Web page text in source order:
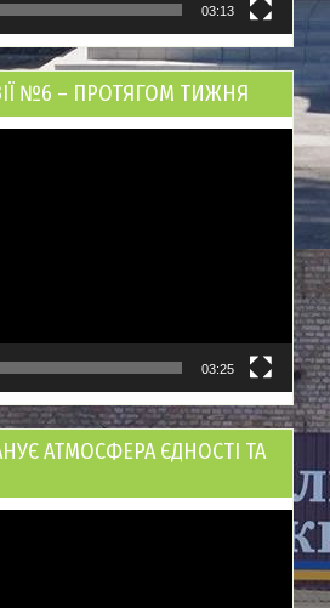
03:13
№6 – ПРОТЯГОМ ТИЖНЯ
03:25
АТМОСФЕРА ЄДНОСТІ ТА